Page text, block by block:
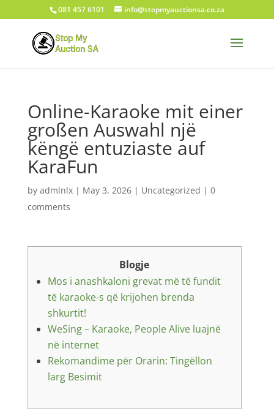
081 457 6101 info@stopmyauctionsa.co.za
Online-Karaoke mit einer
großen Auswahl një
këngë entuziaste auf
KaraFun
by admlnlx| May 3, 2026| Uncategorized | 0
comments
Blogje
Mos i anashkaloni grevat më të fundit
të karaoke-s që krijohen brenda
shkurtit!
WeSing – Karaoke, People Alive luajnë
në internet
Rekomandime për Orarin: Tingëllon
larg Besimit